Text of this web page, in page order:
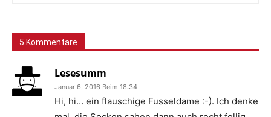
5 Kommentare
Lesesumm
Januar 6, 2016 Beim 18:34
Hi, hi… ein flauschige Fusseldame :-). Ich denke